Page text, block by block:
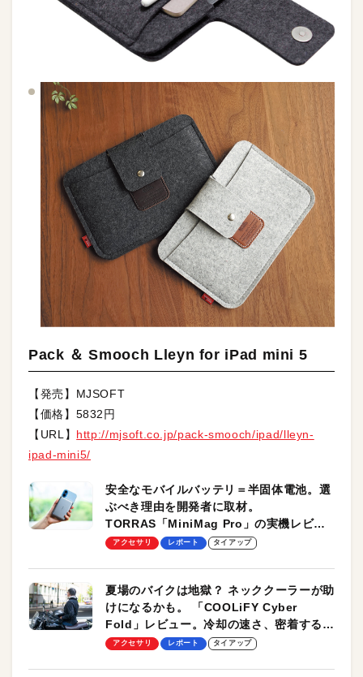
Pack ＆ Smooch Lleyn for iPad mini 5
【発売】MJSOFT
【価格】5832円
【URL】 http://mjsoft.co.jp/pack-smooch/ipad/lleyn-
ipad-mini5/
安全なモバイルバッテリ＝半固体電池。選
ぶべき理由を開発者に取材。
TORRAS「MiniMag Pro」の実機レビュ
ーも
アクセサリ レポート タイアップ
夏場のバイクは地獄？ ネッククーラーが助
けになるかも。 「COOLiFY Cyber
Fold」レビュー。冷却の速さ、密着する冷
却プレート、シンプルな操作性がグッド！
アクセサリ レポート タイアップ